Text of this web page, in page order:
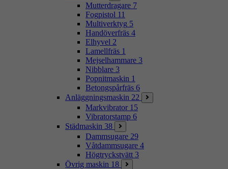
Mutterdragare 7
Fogpistol 11
Multiverktyg 5
Handöverfräs 4
Elhyvel 2
Lamellfräs 1
Mejselhammare 3
Nibblare 3
Popnitmaskin 1
Betongspårfräs 6
Anläggningsmaskin 22
Markvibrator 15
Vibratorstamp 6
Städmaskin 38
Dammsugare 29
Våtdammsugare 4
Högtryckstvätt 3
Övrig maskin 18